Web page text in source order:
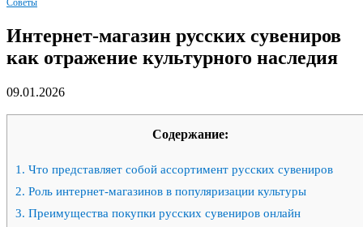
Советы
Интернет-магазин русских сувениров
как отражение культурного наследия
09.01.2026
Содержание:
1. Что представляет собой ассортимент русских сувениров
2. Роль интернет-магазинов в популяризации культуры
3. Преимущества покупки русских сувениров онлайн